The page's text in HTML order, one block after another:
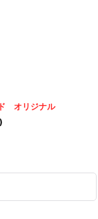
オリジナル